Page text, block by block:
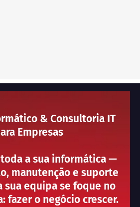
& Consultoria IT
Empresas
a sua informática —
manutenção e suporte
sua equipa se foque no
fazer o negócio crescer.